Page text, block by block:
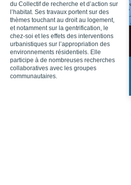
du Collectif de recherche et d’action sur
l’habitat. Ses travaux portent sur des
thèmes touchant au droit au logement,
et notamment sur la gentrification, le
chez-soi et les effets des interventions
urbanistiques sur l’appropriation des
environnements résidentiels. Elle
participe à de nombreuses recherches
collaboratives avec les groupes
communautaires.